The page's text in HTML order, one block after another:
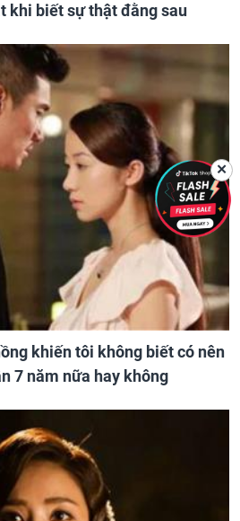
khi biết sự thật đằng sau
khiến tôi không biết có nên
7 năm nữa hay không
✕